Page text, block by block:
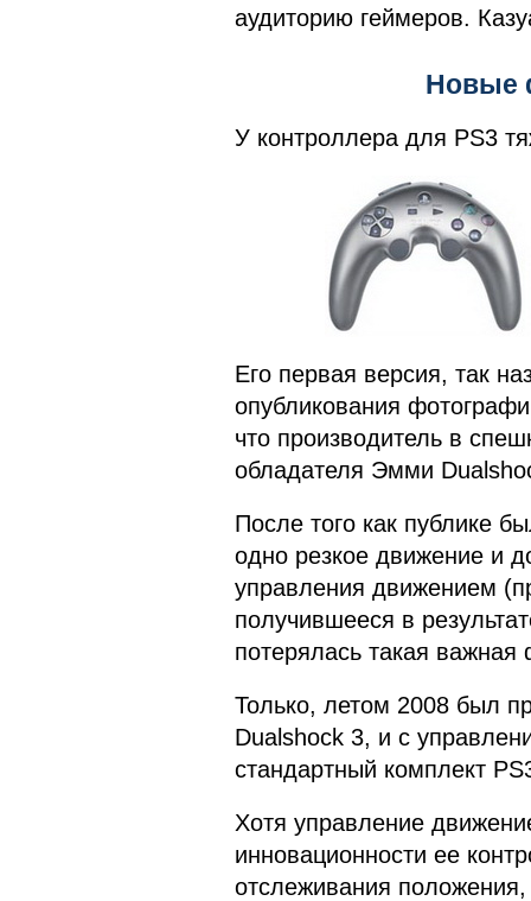
аудиторию геймеров.
Новые
У контроллера для PS3
Его первая версия, так
опубликования
что производитель в
обладателя Эмми
После того как публике
одно резкое движение и
управления движением
получившееся в
потерялась такая важная
Только, летом 2008 был
Dualshock 3, и с
стандартный комплект
Хотя управление
инновационности ее
отслеживания